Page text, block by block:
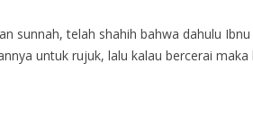
sunnah, telah shahih bahwa dahulu
untuk rujuk, lalu kalau bercerai